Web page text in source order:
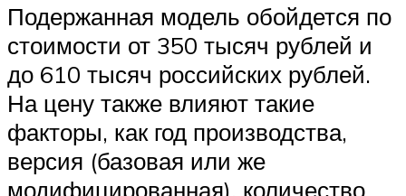
Подержанная модель обойдется по
стоимости от 350 тысяч рублей и
до 610 тысяч российских рублей.
На цену также влияют такие
факторы, как год производства,
версия (базовая или же
модифицированная), количество